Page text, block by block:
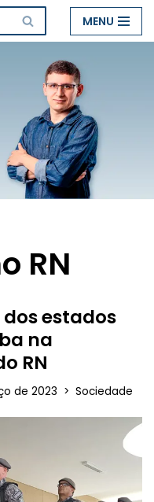
MENU
RN
estados
na
RN
de 2023 Sociedade